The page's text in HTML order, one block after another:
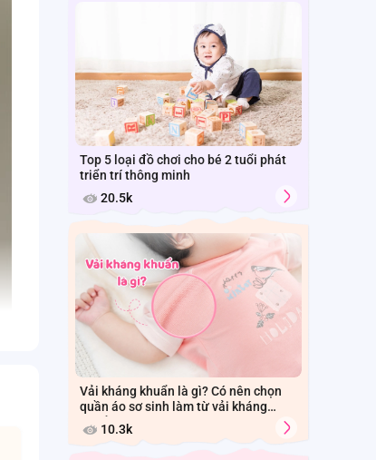
Top 5 loại đồ chơi cho bé 2 tuổi phát
triển trí thông minh
20.5k
Vải kháng khuẩn là gì? Có nên chọn
quần áo sơ sinh làm từ vải kháng
khuẩn cho bé?
10.3k